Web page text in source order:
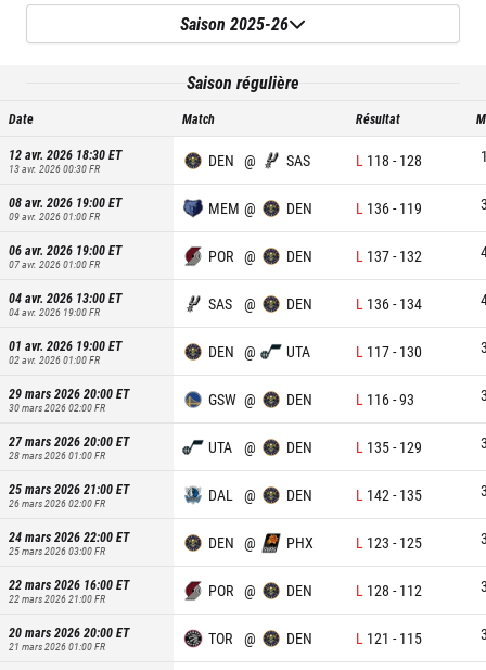
Saison 2025-26
Saison régulière
Date Match Résultat
12 avr. 2026 18:30ET
13 avr. 2026 00:30FR DEN @ SAS L 118 - 128
08 avr. 2026 19:00ET
09 avr. 2026 01:00FR MEM @ DEN L 136- 119
06 avr. 2026 19:00ET
07 avr. 2026 01:00FR POR @ DEN L 137- 132
04 avr. 2026 13:00ET
04 avr. 2026 19:00FR SAS @ DEN L 136- 134
01 avr. 2026 19:00ET
02 avr. 2026 01:00FR DEN @ UTA L 117- 130
29 mars 2026 20:00ET
30 mars 2026 02:00FR GSW @ DEN L 116-93
27 mars 2026 20:00ET
28 mars 2026 01:00FR UTA @ DEN L 135- 129
25 mars 2026 21:00ET
26 mars 2026 02:00FR DAL @ DEN L 142 - 135
24 mars 2026 22:00ET
25 mars 2026 03:00FR DEN @ PHX L 123 - 125
22 mars 2026 16:00ET
22 mars 2026 21:00FR POR @ DEN L 128 - 112
20 mars 2026 20:00ET
21 mars 2026 01:00FR TOR @ DEN L 121 - 115